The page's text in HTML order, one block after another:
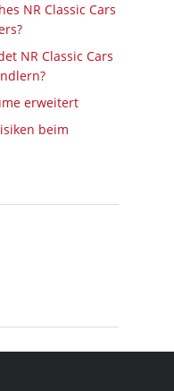
NR Classic Cars
NR Classic Cars
erweitert
beim